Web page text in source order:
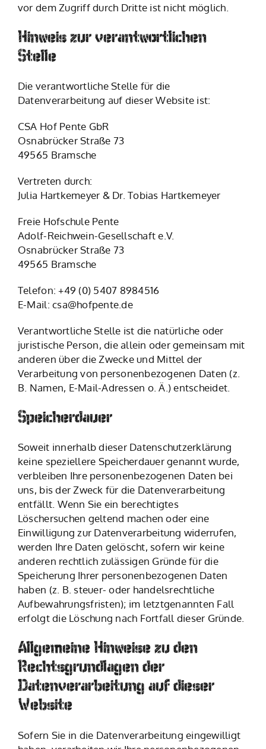
vor dem Zugriff durch Dritte ist nicht möglich.
Hinweis zur verantwortlichen
Stelle
Die verantwortliche Stelle für die
Datenverarbeitung auf dieser Website ist:
CSA Hof Pente GbR
Osnabrücker Straße 73
49565 Bramsche
Vertreten durch:
Julia Hartkemeyer & Dr. Tobias Hartkemeyer
Freie Hofschule Pente
Adolf-Reichwein-Gesellschaft e.V.
Osnabrücker Straße 73
49565 Bramsche
Telefon: +49 (0) 5407 8984516
E-Mail: csa@hofpente.de
Verantwortliche Stelle ist die natürliche oder
juristische Person, die allein oder gemeinsam mit
anderen über die Zwecke und Mittel der
Verarbeitung von personenbezogenen Daten (z.
B. Namen, E-Mail-Adressen o. Ä.) entscheidet.
Speicherdauer
Soweit innerhalb dieser Datenschutzerklärung
keine speziellere Speicherdauer genannt wurde,
verbleiben Ihre personenbezogenen Daten bei
uns, bis der Zweck für die Datenverarbeitung
entfällt. Wenn Sie ein berechtigtes
Löschersuchen geltend machen oder eine
Einwilligung zur Datenverarbeitung widerrufen,
werden Ihre Daten gelöscht, sofern wir keine
anderen rechtlich zulässigen Gründe für die
Speicherung Ihrer personenbezogenen Daten
haben (z. B. steuer- oder handelsrechtliche
Aufbewahrungsfristen); im letztgenannten Fall
erfolgt die Löschung nach Fortfall dieser Gründe.
Allgemeine Hinweise zu den
Rechtsgrundlagen der
Datenverarbeitung auf dieser
Website
Sofern Sie in die Datenverarbeitung eingewilligt